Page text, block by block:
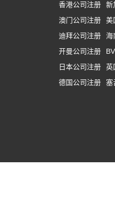
香港公司注册
新
澳门公司注册
美
迪拜公司注册
海
开曼公司注册
日本公司注册
英
德国公司注册
塞